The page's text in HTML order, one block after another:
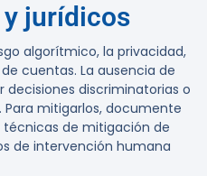
jurídicos
algorítmico, la privacidad,
cuentas. La ausencia de
discriminatorias o
mitigarlos, documente
técnicas de mitigación de
de intervención humana